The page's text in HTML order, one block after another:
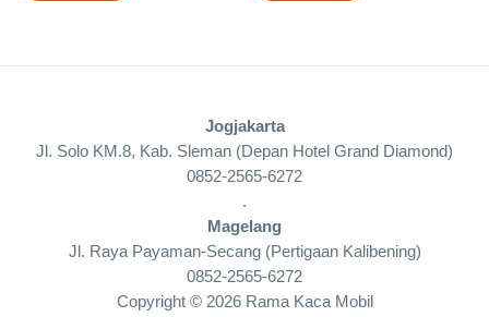
Jogjakarta
Jl. Solo KM.8, Kab. Sleman (Depan Hotel Grand Diamond)
0852-2565-6272
.
Magelang
Jl. Raya Payaman-Secang (Pertigaan Kalibening)
0852-2565-6272
Copyright © 2026 Rama Kaca Mobil